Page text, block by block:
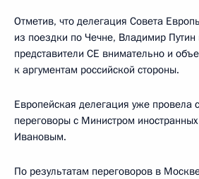
Отметив, что делегация Совета
из поездки по Чечне, Владимир
представители СЕ внимательно и
к аргументам российской стороны.
Европейская делегация уже провела
переговоры с Министром
Ивановым.
По результатам переговоров в